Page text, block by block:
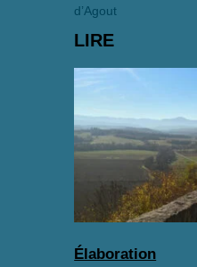
d’Agout
LIRE
Élaboration